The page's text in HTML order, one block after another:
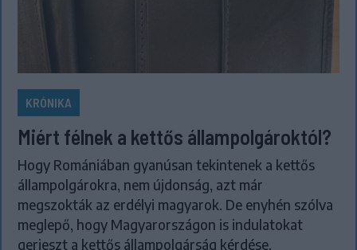
KRÓNIKA
Miért félnek a kettős állampolgároktól?
Hogy Romániában gyanúsan tekintenek a kettős
állampolgárokra, nem újdonság, azt már
megszokták az erdélyi magyarok. De enyhén szólva
meglepő, hogy Magyarországon is indulatokat
gerjeszt a kettős állampolgárság kérdése.